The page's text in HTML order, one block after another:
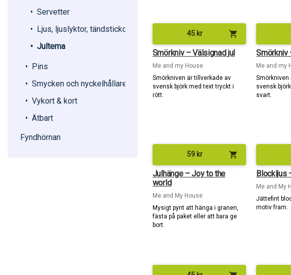
45 kr shopping_cart
Smörkniv – Välsignad jul
Me and my House
Smörkniven är tillverkade av
svensk björk med text tryckt i
rött.
Smörkniv
Me and my
Smörkniven
svensk
svart.
59 kr shopping_cart
Julhänge – Joy to the
world
Me and My House
Mysigt pynt att hänga i granen,
fästa på paket eller att bara ge
bort.
Blockljus
Me and My
Jättefint
motiv fram.
Servetter
Ljus, ljuslyktor, tändstickor
Jultema
Pins
Smycken och nyckelhållare
Vykort & kort
Ätbart
Fyndhörnan